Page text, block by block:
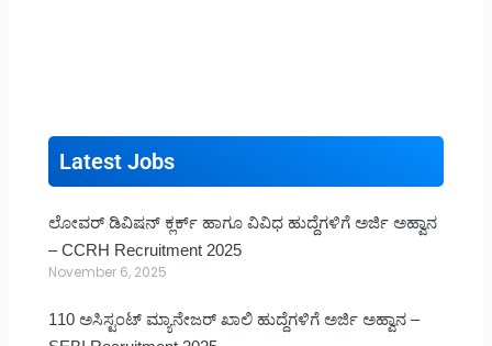
Latest Jobs
ಲೋವರ್ ಡಿವಿಷನ್ ಕ್ಲರ್ಕ್ ಹಾಗೂ ವಿವಿಧ ಹುದ್ದೆಗಳಿಗೆ ಅರ್ಜಿ ಅಹ್ವಾನ
– CCRH Recruitment 2025
November 6, 2025
110 ಅಸಿಸ್ಟಂಟ್ ಮ್ಯಾನೇಜರ್ ಖಾಲಿ ಹುದ್ದೆಗಳಿಗೆ ಅರ್ಜಿ ಅಹ್ವಾನ –